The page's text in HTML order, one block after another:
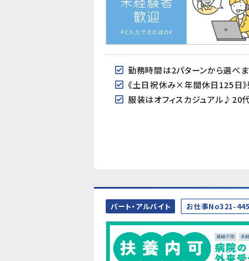
勤務時間は2パターンから選べ
《土日祝休み×年間休日125日
服装はオフィスカジュアル♪20
パート・アルバイト お仕事No321-